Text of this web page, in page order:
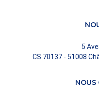
5
CS 70137 - 51008
NOUS